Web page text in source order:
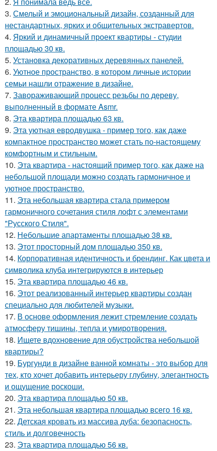
3. Смелый и эмоциональный дизайн, созданный для
нестандартных, ярких и общительных экстравертов.
4. Яркий и динамичный проект квартиры - студии
площадью 30 кв.
5. Установка декоративных деревянных панелей.
6. Уютное пространство, в котором личные истории
семьи нашли отражение в дизайне.
7. Завораживающий процесс резьбы по дереву,
выполненный в формате Asmr.
8. Эта квартира площадью 63 кв.
9. Эта уютная евродвушка - пример того, как даже
компактное пространство может стать по-настоящему
комфортным и стильным.
10. Эта квартира - настоящий пример того, как даже на
небольшой площади можно создать гармоничное и
уютное пространство.
11. Эта небольшая квартира стала примером
гармоничного сочетания стиля лофт с элементами
"Русского Стиля".
12. Небольшие апартаменты площадью 38 кв.
13. Этот просторный дом площадью 350 кв.
14. Корпоративная идентичность и брендинг. Как цвета и
символика клуба интегрируются в интерьер
15. Эта квартира площадью 46 кв.
16. Этот реализованный интерьер квартиры создан
специально для любителей музыки.
17. В основе оформления лежит стремление создать
атмосферу тишины, тепла и умиротворения.
18. Ищете вдохновение для обустройства небольшой
квартиры?
19. Бургунди в дизайне ванной комнаты - это выбор для
тех, кто хочет добавить интерьеру глубину, элегантность
и ощущение роскоши.
20. Эта квартира площадью 50 кв.
21. Эта небольшая квартира площадью всего 16 кв.
22. Детская кровать из массива дуба: безопасность,
стиль и долговечность
23. Эта квартира площадью 56 кв.